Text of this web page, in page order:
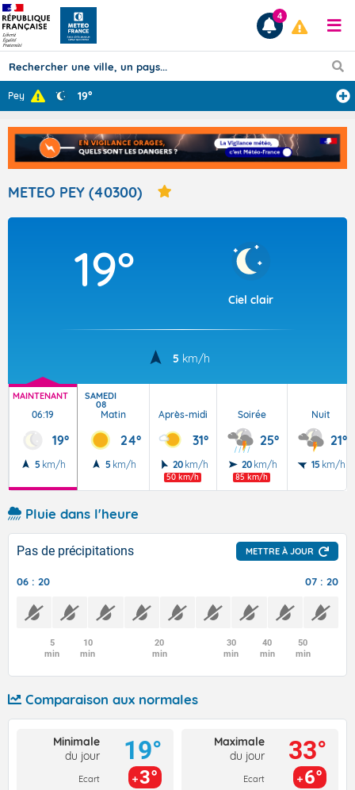
Prévisions
TOUS LES RÉSULTATS
Articles
4
Pey 19°
METEO PEY (40300)
19°
Ciel clair
5 km/h
MAINTENANT
06:19
19°
5 km/h
SAMEDI
08
Matin
24°
5 km/h
Après-midi
31°
20 km/h
50 km/h
Soirée
25°
20 km/h
85 km/h
Nuit
21°
15 km/h
Pluie dans l'heure
Pas de précipitations METTRE À JOUR
06 : 20 07 : 20
5
min
10
min
20
min
30
min
40
min
50
min
Comparaison aux normales
Minimale
du jour
Ecart
19°
3°
Maximale
du jour
Ecart
33°
6°